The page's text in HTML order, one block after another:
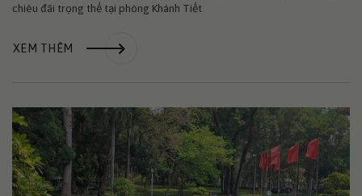
chiêu đãi trọng thể tại phòng Khánh Tiết
XEM THÊM